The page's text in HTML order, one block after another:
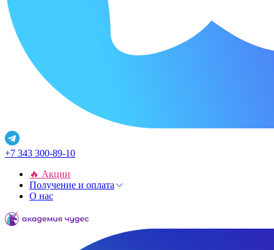
+7 343 300-89-10
🔥 Акции
Получение и оплата
О нас